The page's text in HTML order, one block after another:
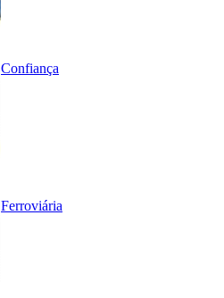
Confiança
Ferroviária